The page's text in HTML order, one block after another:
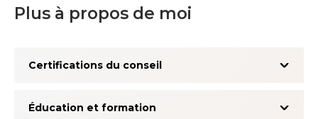
Plus à propos de moi
Certifications du conseil
Éducation et formation